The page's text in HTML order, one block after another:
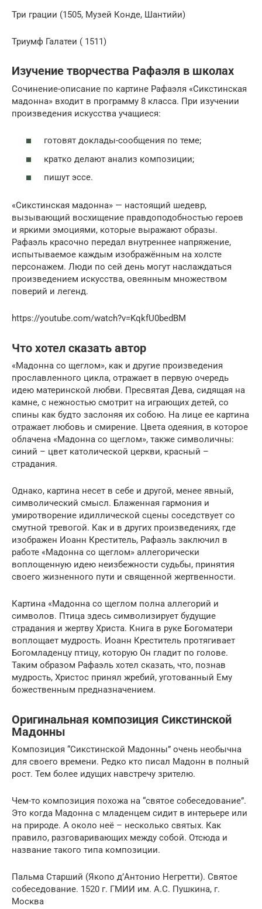
Три грации (1505, Музей Конде, Шантийи)
Триумф Галатеи ( 1511)
Изучение творчества Рафаэля в школах
Сочинение-описание по картине Рафаэля «Сикстинская
мадонна» входит в программу 8 класса. При изучении
произведения искусства учащиеся:
готовят доклады-сообщения по теме;
кратко делают анализ композиции;
пишут эссе.
«Сикстинская мадонна» — настоящий шедевр,
вызывающий восхищение правдоподобностью героев
и яркими эмоциями, которые выражают образы.
Рафаэль красочно передал внутреннее напряжение,
испытываемое каждым изображённым на холсте
персонажем. Люди по сей день могут наслаждаться
произведением искусства, овеянным множеством
поверий и легенд.
https://youtube.com/watch?v=KqkfU0bedBM
Что хотел сказать автор
«Мадонна со щеглом», как и другие произведения
прославленного цикла, отражает в первую очередь
идею материнской любви. Пресвятая Дева, сидящая на
камне, с нежностью смотрит на играющих детей, со
спины как будто заслоняя их собою. На лице ее картина
отражает любовь и смирение. Цвета одеяния, в которое
облачена «Мадонна со щеглом», также символичны:
синий – цвет католической церкви, красный –
страдания.
Однако, картина несет в себе и другой, менее явный,
символический смысл. Блаженная гармония и
умиротворение идиллической сцены соседствует со
смутной тревогой. Как и в других произведениях, где
изображен Иоанн Креститель, Рафаэль заключил в
работе «Мадонна со щеглом» аллегорически
воплощенную идею неизбежности судьбы, принятия
своего жизненного пути и священной жертвенности.
Картина «Мадонна со щеглом полна аллегорий и
символов. Птица здесь символизирует будущие
страдания и жертву Христа. Книга в руке Богоматери
воплощает мудрость. Иоанн Креститель протягивает
Богомладенцу птицу, которую Он гладит по голове.
Таким образом Рафаэль хотел сказать, что, познав
мудрость, Христос принял жребий, уготованный Ему
божественным предназначением.
Оригинальная композиция Сикстинской
Мадонны
Композиция “Сикстинской Мадонны” очень необычна
для своего времени. Редко кто писал Мадонн в полный
рост. Тем более идущих навстречу зрителю.
Чем-то композиция похожа на “святое собеседование”.
Это когда Мадонна с младенцем сидит в интерьере или
на природе. А около неё – несколько святых. Как
правило, разговаривающих между собой. Отсюда и
название такого типа композиции.
Пальма Старший (Якопо д’Антонио Негретти). Святое
собеседование. 1520 г. ГМИИ им. А.С. Пушкина, г.
Москва